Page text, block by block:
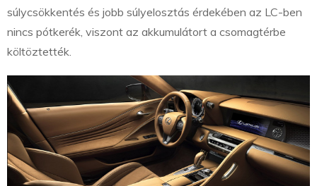
súlycsökkentés és jobb súlyelosztás érdekében az LC-ben
nincs pótkerék, viszont az akkumulátort a csomagtérbe
költöztették.